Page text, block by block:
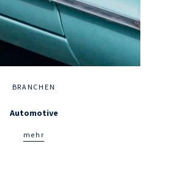
BRANCHEN
Automotive
mehr